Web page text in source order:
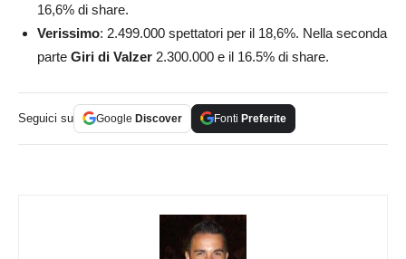
16,6% di share.
Verissimo: 2.499.000 spettatori per il 18,6%. Nella seconda
parte Giri di Valzer 2.300.000 e il 16.5% di share.
Seguici su Google Discover Fonti Preferite